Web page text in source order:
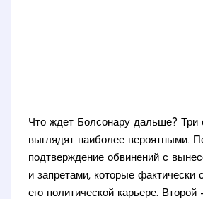
Что ждет Болсонару дальше? Три
выглядят наиболее вероятными.
подтверждение обвинений с
и запретами, которые фактически
его политической карьере. Второй